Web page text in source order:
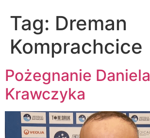
Tag: Dreman
Komprachcice
Pożegnanie Daniela
Krawczyka